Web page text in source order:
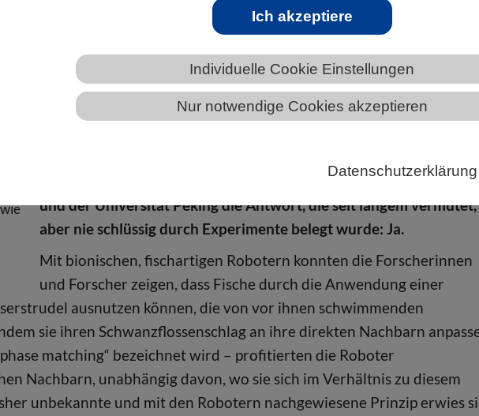
Ich akzeptiere
Individuelle Cookie Einstellungen
Nur notwendige Cookies akzeptieren
Datenschutzerklärung
in Schwärmen Energie sparen
Fische in Schwärmen schwimmen auf eindrucksvolle Art und
synchron. Dennoch haben Jahrhunderte der Forschung eine
grundlegende Frage nicht beantworten können: Sparen Fische
Planck-Instituts für Verhaltensbiologie, der Universität Konstanz
und der Universität Peking die Antwort, die seit langem vermutet,
aber nie schlüssig durch Experimente belegt wurde: Ja.
Mit bionischen, fischartigen Robotern konnten die Forscherinnen
und Forscher zeigen, dass Fische durch die Anwendung einer
ausnutzen können, die von vor ihnen schwimmenden
sie ihren Schwanzflossenschlag an ihre direkten Nachbarn
matching“ bezeichnet wird – profitierten die Roboter
Nachbarn, unabhängig davon, wo sie sich im Verhältnis zu diesem
unbekannte und mit den Robotern nachgewiesene Prinzip erwies